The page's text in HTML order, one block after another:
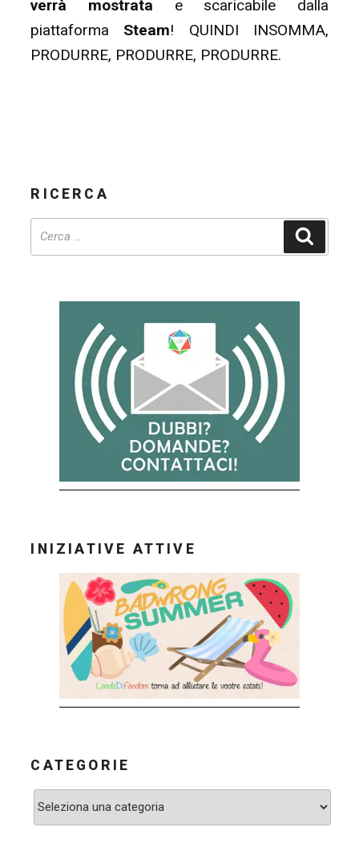
verrà mostrata e scaricabile dalla
piattaforma Steam! QUINDI INSOMMA,
PRODURRE, PRODURRE, PRODURRE.
RICERCA
INIZIATIVE ATTIVE
CATEGORIE
Categorie